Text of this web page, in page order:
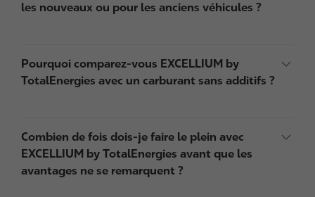
les nouveaux ou pour les anciens véhicules ?
Pourquoi comparez-vous EXCELLIUM by
TotalEnergies avec un carburant sans additifs ?
Combien de fois dois-je faire le plein avec
EXCELLIUM by TotalEnergies avant que les
avantages ne se remarquent ?